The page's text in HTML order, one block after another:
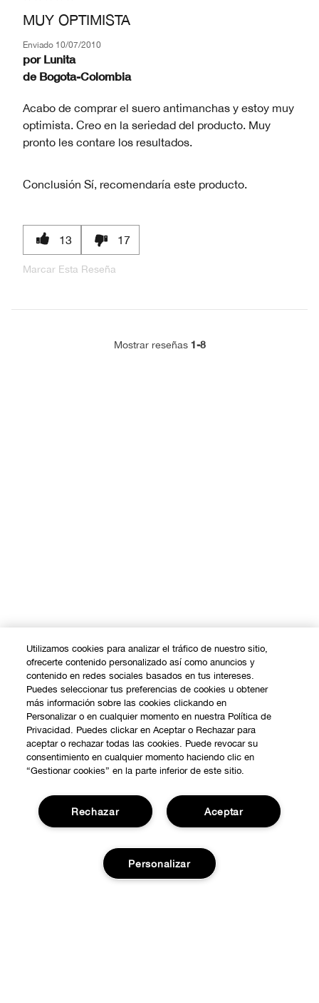
MUY OPTIMISTA
Enviado 10/07/2010
por Lunita
de Bogota-Colombia
Acabo de comprar el suero antimanchas y estoy muy
optimista. Creo en la seriedad del producto. Muy
pronto les contare los resultados.
Conclusión Sí, recomendaría este producto.
13 17
Marcar Esta Reseña
Mostrar reseñas 1-8
Promociones
Localiza tu Punto de Venta
SOBRE NOSOTROS
NECESITAS AYUDA?
Utilizamos cookies para analizar el tráfico de nuestro sitio,
ofrecerte contenido personalizado así como anuncios y
contenido en redes sociales basados en tus intereses.
Puedes seleccionar tus preferencias de cookies u obtener
más información sobre las cookies clickando en
Personalizar o en cualquier momento en nuestra Política de
Privacidad. Puedes clickar en Aceptar o Rechazar para
aceptar o rechazar todas las cookies. Puede revocar su
consentimiento en cualquier momento haciendo clic en
“Gestionar cookies” en la parte inferior de este sitio.
Aceptar
Rechazar
Personalizar